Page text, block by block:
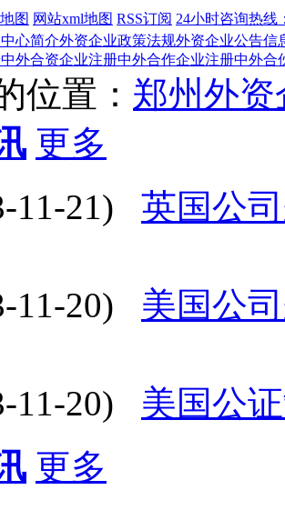
图 网站xml地图 RSS订阅 24小时咨询热线
心简介外资企业政策法规外资企业公告信
中外合资企业注册中外合作企业注册中外合
位置： 郑州外
更多
11-21) 英国公
11-20) 美国公
11-20) 美国公
更多